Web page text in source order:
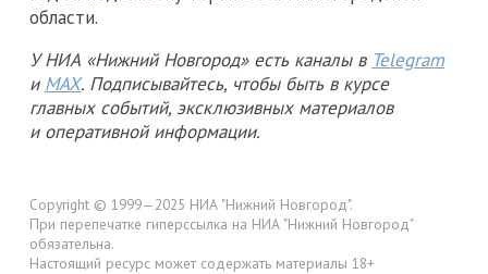
области.
У НИА «Нижний Новгород» есть каналы в Telegram
и MAX. Подписывайтесь, чтобы быть в курсе
главных событий, эксклюзивных материалов
и оперативной информации.
Copyright © 1999—2025 НИА "Нижний Новгород".
При перепечатке гиперссылка на НИА "Нижний Новгород"
обязательна.
Настоящий ресурс может содержать материалы 18+